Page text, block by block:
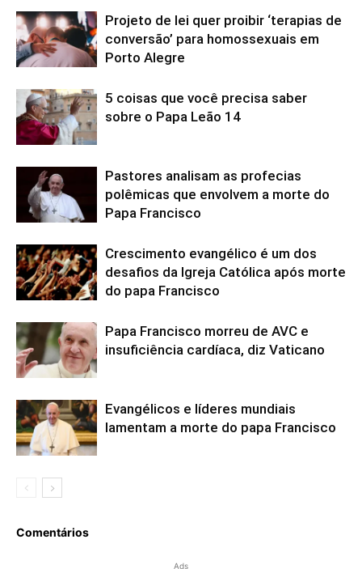
Projeto de lei quer proibir ‘terapias de
conversão’ para homossexuais em
Porto Alegre
5 coisas que você precisa saber
sobre o Papa Leão 14
Pastores analisam as profecias
polêmicas que envolvem a morte do
Papa Francisco
Crescimento evangélico é um dos
desafios da Igreja Católica após morte
do papa Francisco
Papa Francisco morreu de AVC e
insuficiência cardíaca, diz Vaticano
Evangélicos e líderes mundiais
lamentam a morte do papa Francisco
Comentários
Ads